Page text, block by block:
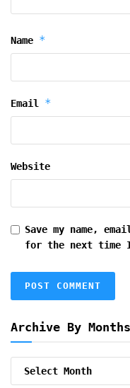
Name *
Email *
Website
Save my name,
for the next time I
Archive By Months
Archive